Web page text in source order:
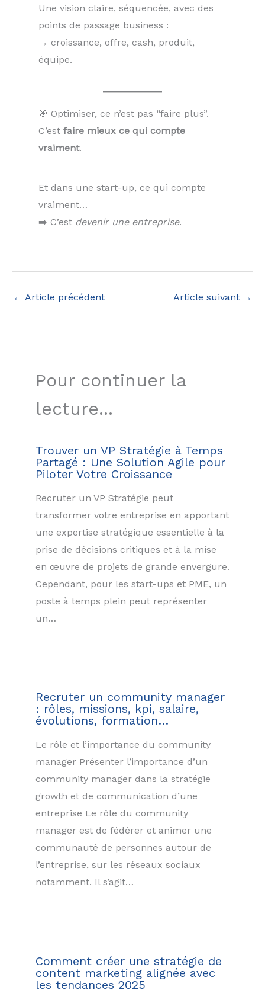
Une vision claire, séquencée, avec des
points de passage business :
→ croissance, offre, cash, produit,
équipe.
🎯 Optimiser, ce n’est pas “faire plus”.
C’est faire mieux ce qui compte
vraiment.
Et dans une start-up, ce qui compte
vraiment…
➡️ C’est devenir une entreprise.
← Article précédent Article suivant →
Pour continuer la
lecture...
Trouver un VP Stratégie à Temps
Partagé : Une Solution Agile pour
Piloter Votre Croissance
Recruter un VP Stratégie peut
transformer votre entreprise en apportant
une expertise stratégique essentielle à la
prise de décisions critiques et à la mise
en œuvre de projets de grande envergure.
Cependant, pour les start-ups et PME, un
poste à temps plein peut représenter
un…
Recruter un community manager
: rôles, missions, kpi, salaire,
évolutions, formation…
Le rôle et l’importance du community
manager Présenter l’importance d’un
community manager dans la stratégie
growth et de communication d’une
entreprise Le rôle du community
manager est de fédérer et animer une
communauté de personnes autour de
l’entreprise, sur les réseaux sociaux
notamment. Il s’agit…
Comment créer une stratégie de
content marketing alignée avec
les tendances 2025